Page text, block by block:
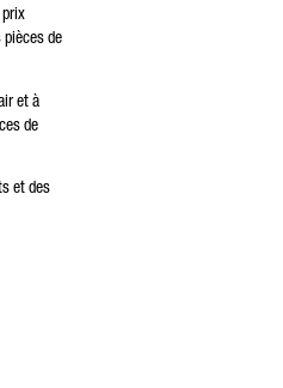
prix
pièces de
et à
de
et des